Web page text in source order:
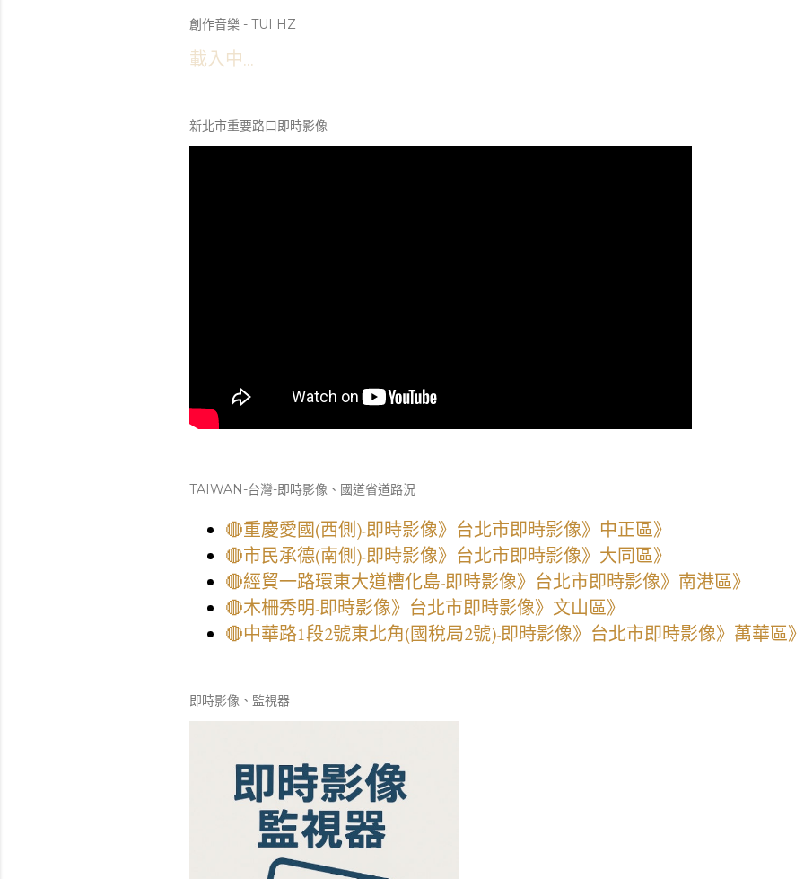
創作音樂 - TUI HZ
載入中...
新北市重要路口即時影像
TAIWAN-台灣-即時影像、國道省道路況
🔴重慶愛國(西側)-即時影像》台北市即時影像》中正區》
🔴市民承德(南側)-即時影像》台北市即時影像》大同區》
🔴經貿一路環東大道槽化島-即時影像》台北市即時影像》南港區》
🔴木柵秀明-即時影像》台北市即時影像》文山區》
🔴中華路1段2號東北角(國稅局2號)-即時影像》台北市即時影像》萬華區
即時影像、監視器